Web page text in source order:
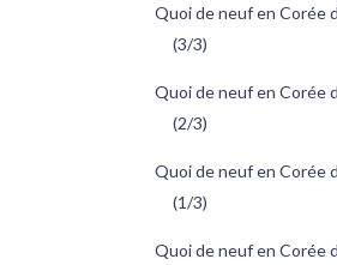
Quoi de neuf en Corée
(3/3)
Quoi de neuf en Corée
(2/3)
Quoi de neuf en Corée
(1/3)
Quoi de neuf en Corée